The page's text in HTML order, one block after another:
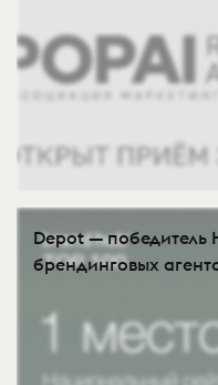
Depot — победитель
брендинговых